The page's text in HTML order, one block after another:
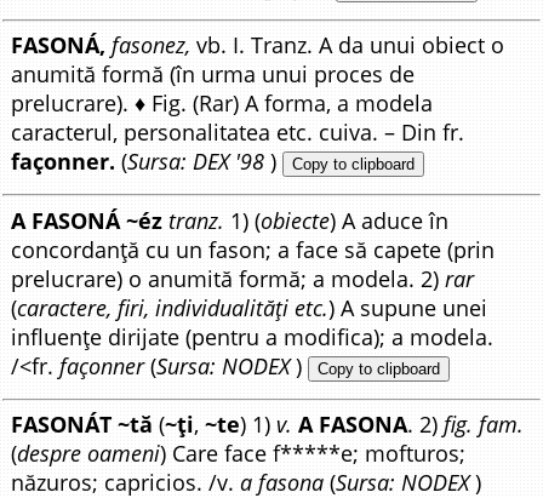
FASONÁ, fasonez, vb. I. Tranz. A da unui obiect o
anumită formă (în urma unui proces de
prelucrare). ♦ Fig. (Rar) A forma, a modela
caracterul, personalitatea etc. cuiva. – Din fr.
façonner. (Sursa: DEX '98 ) Copy to clipboard
A FASONÁ ~éz tranz. 1) (obiecte) A aduce în
concordanță cu un fason; a face să capete (prin
prelucrare) o anumită formă; a modela. 2) rar
(caractere, firi, individualități etc.) A supune unei
influențe dirijate (pentru a modifica); a modela.
/<fr. façonner(Sursa: NODEX) Copy to clipboard
FASONÁT ~tă (~ți,~te) 1) v.A FASONA. 2) fig. fam.
(despre oameni) Care face f*****e; mofturos;
năzuros; capricios. /v.a fasona (Sursa: NODEX)